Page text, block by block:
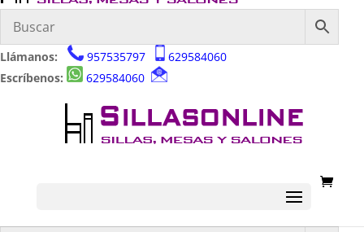
Llámanos: 957535797
629584060
Escríbenos:
629584060